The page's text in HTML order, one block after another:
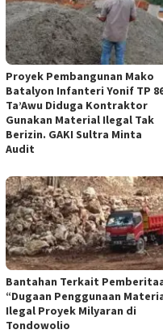
Proyek Pembangunan Mako
Batalyon Infanteri Yonif TP
Ta’Awu Diduga Kontraktor
Gunakan Material Ilegal Tak
Berizin. GAKI Sultra Minta
Audit
Bantahan Terkait
“Dugaan Penggunaan
Ilegal Proyek Milyaran di
Tondowolio